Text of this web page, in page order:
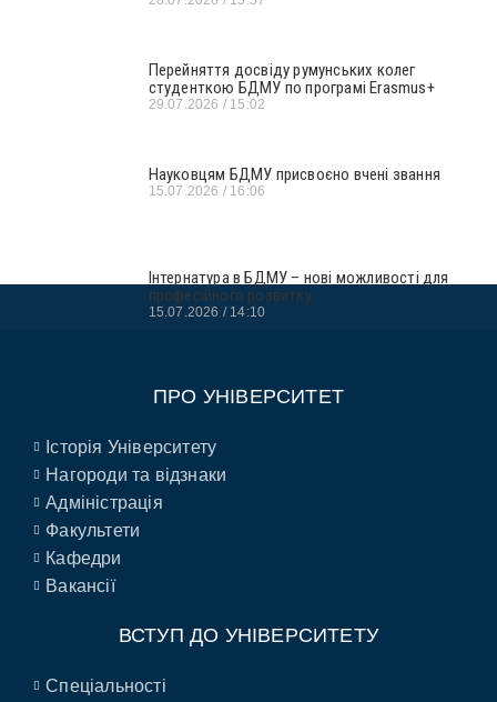
Перейняття досвіду румунських колег
студенткою БДМУ по програмі Erasmus+
29.07.2026 15:02
Науковцям БДМУ присвоєно вчені звання
15.07.2026 16:06
Інтернатура в БДМУ – нові можливості для
професійного розвитку
15.07.2026 14:10
ПРО УНІВЕРСИТЕТ
Історія Університету
Нагороди та відзнаки
Адміністрація
Факультети
Кафедри
Вакансії
ВСТУП ДО УНІВЕРСИТЕТУ
Спеціальності